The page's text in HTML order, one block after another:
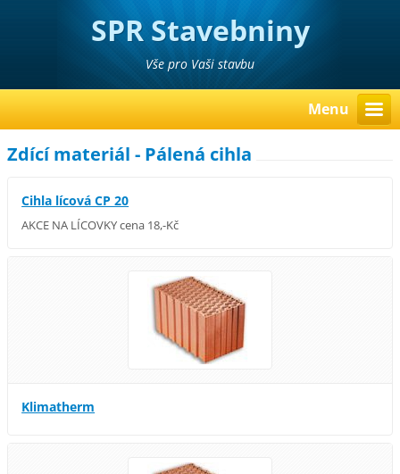
SPR Stavebniny
Poděbrady Pavel Richter
Vše pro Vaši stavbu
Menu
Zdící materiál - Pálená cihla
Cihla lícová CP 20
AKCE NA LÍCOVKY cena 18,-Kč
Klimatherm